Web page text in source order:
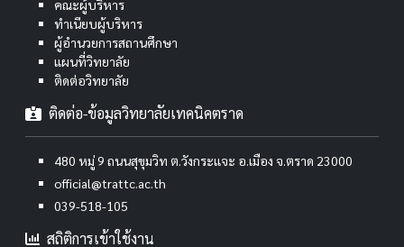
คณะผู้บริหาร
ทำเนียบผู้บริหาร
ผู้อำนวยการสถานศึกษา
แผนที่วิทยาลัย
ติดต่อวิทยาลัย
ติดต่อ-ข้อมูลวิทยาลัยเทคนิคตราด
480 หมู่ 9 ถนนสุขุมวิท ต.วังกระแจะ อ.เมือง จ.ตราด 23000
official@trattc.ac.th
039-518-105
สถิติการเข้าใช้งาน